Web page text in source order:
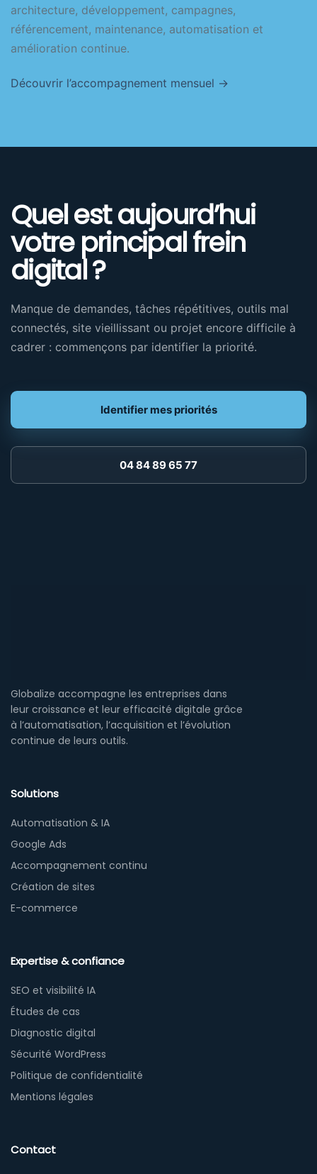
architecture, développement, campagnes,
référencement, maintenance, automatisation et
amélioration continue.
Découvrir l’accompagnement mensuel →
Quel est aujourd’hui
votre principal frein
digital ?
Manque de demandes, tâches répétitives, outils mal
connectés, site vieillissant ou projet encore difficile à
cadrer : commençons par identifier la priorité.
Identifier mes priorités
04 84 89 65 77
Globalize accompagne les entreprises dans
leur croissance et leur efficacité digitale grâce
à l’automatisation, l’acquisition et l’évolution
continue de leurs outils.
Solutions
Automatisation & IA
Google Ads
Accompagnement continu
Création de sites
E-commerce
Expertise & confiance
SEO et visibilité IA
Études de cas
Diagnostic digital
Sécurité WordPress
Politique de confidentialité
Mentions légales
Contact